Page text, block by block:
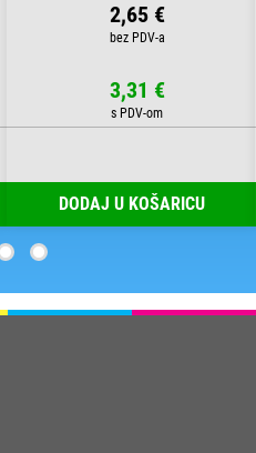
2,65 €
3,31 €
DODAJ U KOŠARICU